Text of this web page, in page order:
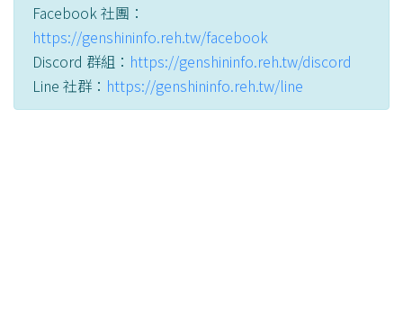
Facebook 社團：
https://genshininfo.reh.tw/facebook
Discord 群組： https://genshininfo.reh.tw/discord
Line 社群： https://genshininfo.reh.tw/line